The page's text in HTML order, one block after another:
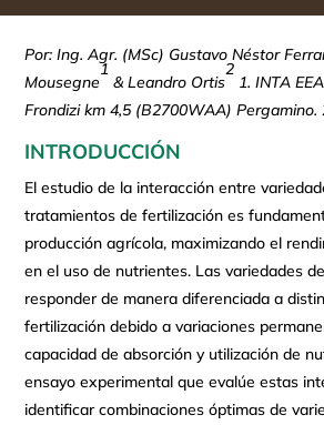
Por: Ing. Agr. (MSc) Gustavo Néstor
Mousegne
1
& Leandro Ortis
2
1. INTA
Frondizi km 4,5 (B2700WAA) Pergamino.
INTRODUCCIÓN
El estudio de la interacción entre
tratamientos de fertilización es
producción agrícola, maximizando el
en el uso de nutrientes. Las variedades
responder de manera diferenciada a
fertilización debido a variaciones
capacidad de absorción y utilización de
ensayo experimental que evalúe estas
identificar combinaciones óptimas de